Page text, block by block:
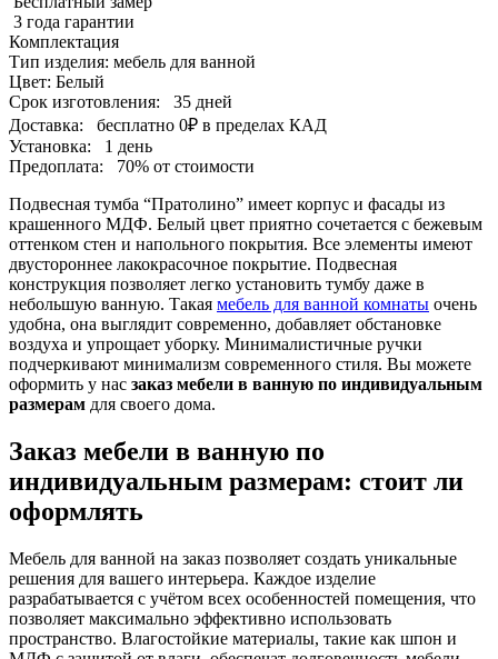
3 года гарантии
Комплектация
Тип изделия: мебель для ванной
Цвет: Белый
Срок изготовления:
35 дней
Доставка:
бесплатно 0₽ в пределах КАД
Установка:
1 день
Предоплата:
70% от стоимости
Подвесная тумба “Пратолино” имеет корпус и фасады из
крашенного МДФ. Белый цвет приятно сочетается с бежевым
оттенком стен и напольного покрытия. Все элементы имеют
двустороннее лакокрасочное покрытие. Подвесная
конструкция позволяет легко установить тумбу даже в
небольшую ванную. Такая мебель для ванной комнаты очень
удобна, она выглядит современно, добавляет обстановке
воздуха и упрощает уборку. Минималистичные ручки
подчеркивают минимализм современного стиля. Вы можете
оформить у нас заказ мебели в ванную по индивидуальным
размерам для своего дома.
Заказ мебели в ванную по
индивидуальным размерам: стоит ли
оформлять
Мебель для ванной на заказ позволяет создать уникальные
решения для вашего интерьера. Каждое изделие
разрабатывается с учётом всех особенностей помещения, что
позволяет максимально эффективно использовать
пространство. Влагостойкие материалы, такие как шпон и